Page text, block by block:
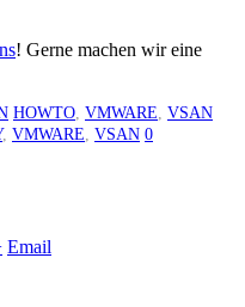
! Gerne machen wir eine
HOWTO VMWARE VSAN
, VMWARE VSAN 0
Email